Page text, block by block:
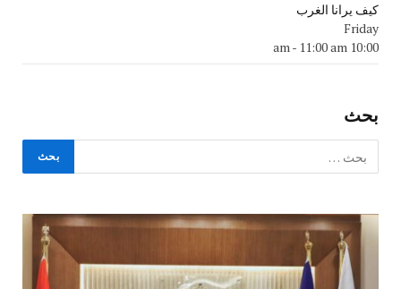
كيف يرانا الغرب
Friday
10:00 am
- 11:00 am
بحث